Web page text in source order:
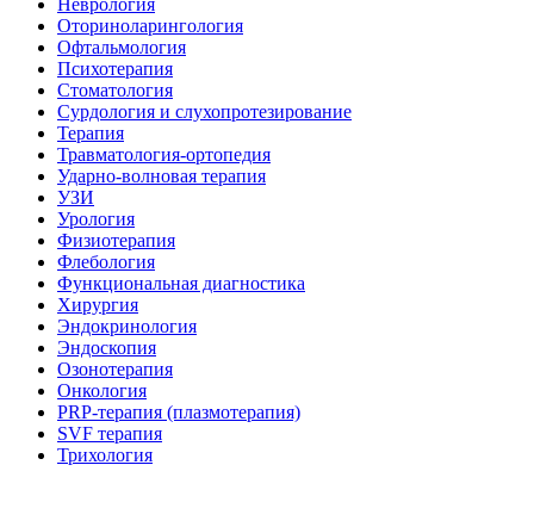
Неврология
Оториноларингология
Офтальмология
Психотерапия
Стоматология
Сурдология и слухопротезирование
Терапия
Травматология-ортопедия
Ударно-волновая терапия
УЗИ
Урология
Физиотерапия
Флебология
Функциональная диагностика
Хирургия
Эндокринология
Эндоскопия
Озонотерапия
Онкология
PRP-терапия (плазмотерапия)
SVF терапия
Трихология